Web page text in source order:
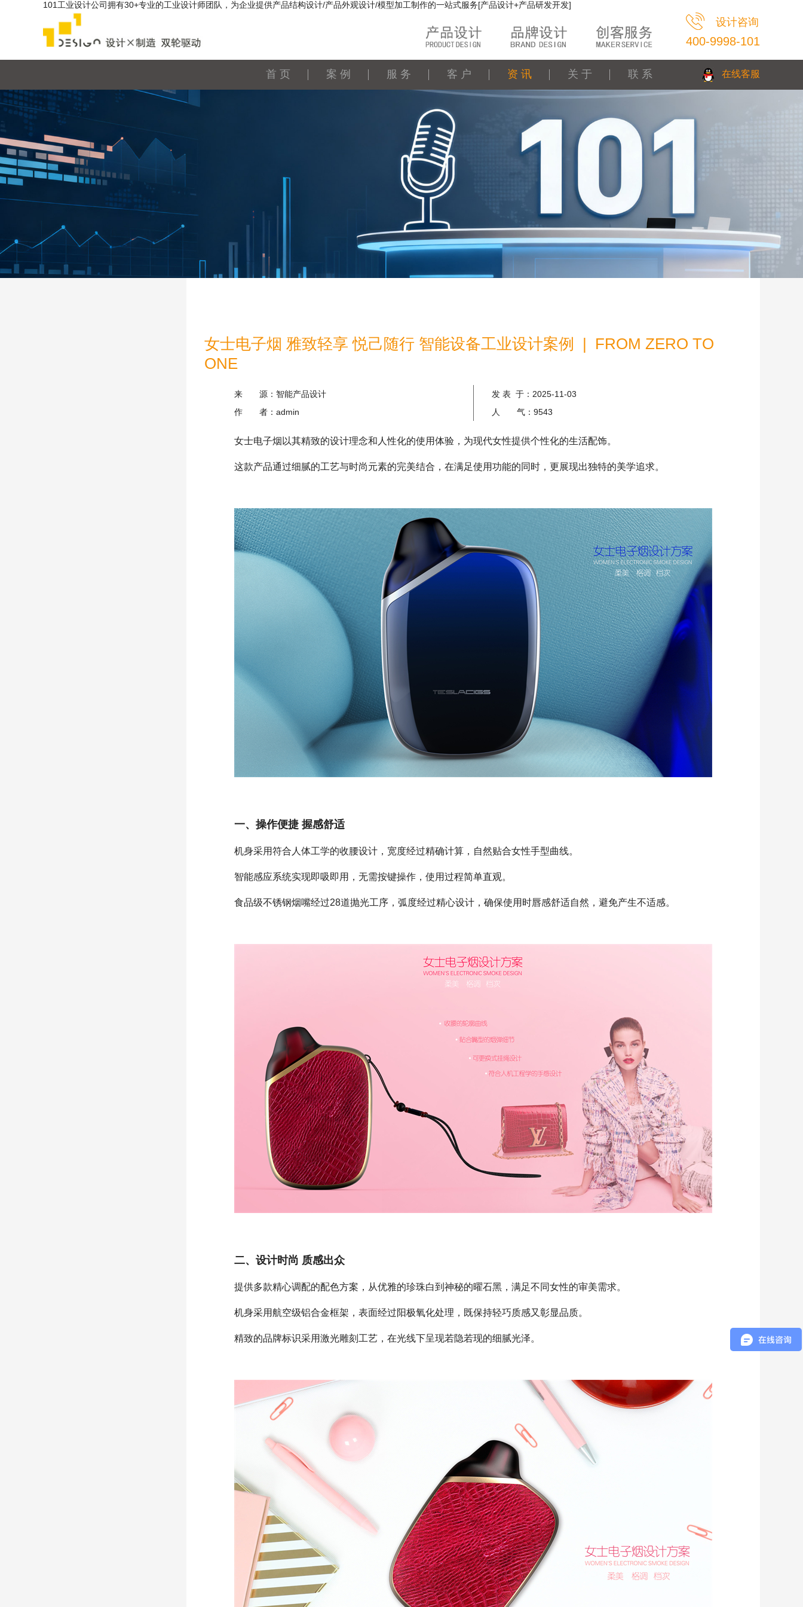
101工业设计公司拥有30+专业的工业设计师团队，为企业提供产品结构设计/产品外观设计/模型加工制作的一站式服务[产品设计+产品研发开发]
设计咨询
400-9998-101
首 页 案 例 服 务 客 户 资 讯 关 于 联 系 在线客服
女士电子烟 雅致轻享 悦己随行 智能设备工业设计案例 | FROM ZERO TO
ONE
来 源： 智能产品设计 发 表 于： 2025-11-03
作 者： admin 人 气： 9543
女士电子烟以其精致的设计理念和人性化的使用体验，为现代女性提供个性化的生活配饰。
这款产品通过细腻的工艺与时尚元素的完美结合，在满足使用功能的同时，更展现出独特的美学追求。
一、操作便捷 握感舒适
机身采用符合人体工学的收腰设计，宽度经过精确计算，自然贴合女性手型曲线。
智能感应系统实现即吸即用，无需按键操作，使用过程简单直观。
食品级不锈钢烟嘴经过28道抛光工序，弧度经过精心设计，确保使用时唇感舒适自然，避免产生不适感。
二、设计时尚 质感出众
提供多款精心调配的配色方案，从优雅的珍珠白到神秘的曜石黑，满足不同女性的审美需求。
机身采用航空级铝合金框架，表面经过阳极氧化处理，既保持轻巧质感又彰显品质。
精致的品牌标识采用激光雕刻工艺，在光线下呈现若隐若现的细腻光泽。